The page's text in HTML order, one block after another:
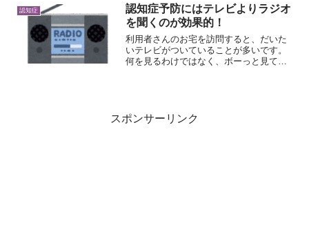
付くのは本人です。「私頭...
認知症
認知症予防にはテレビよりラジオ
を聞くのが効果的！
利用者さんのお宅を訪問すると、だいた
いテレビがついていることが多いです。
何を見るわけではなく、ボーっと見てい
スポンサーリンク